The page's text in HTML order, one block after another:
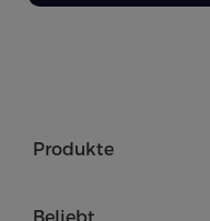
Produkte
Beliebt